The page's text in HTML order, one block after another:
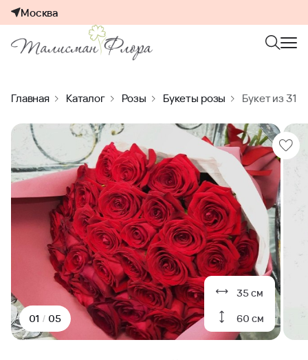
Москва
Главная Каталог Розы Букеты розы Букет из 31
35 см
60 см
01 / 05